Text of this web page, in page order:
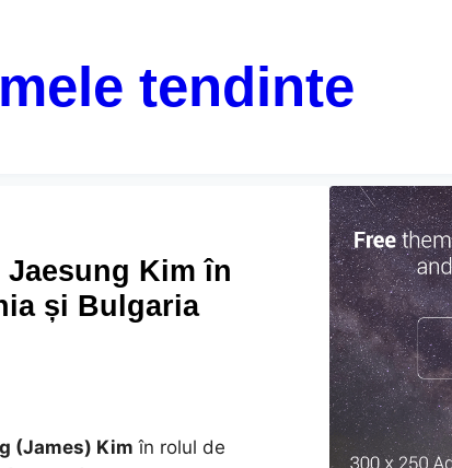
tendinte
Kim în
și Bulgaria
(James) Kim în rolul de